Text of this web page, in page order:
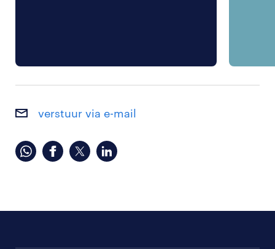
verstuur via e-mail